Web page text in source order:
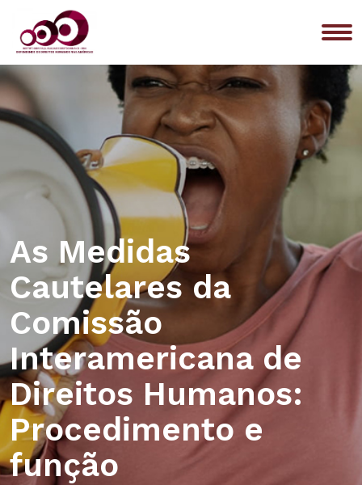
As Medidas
Cautelares da
Comissão
Interamericana de
Direitos Humanos:
Procedimento e
função